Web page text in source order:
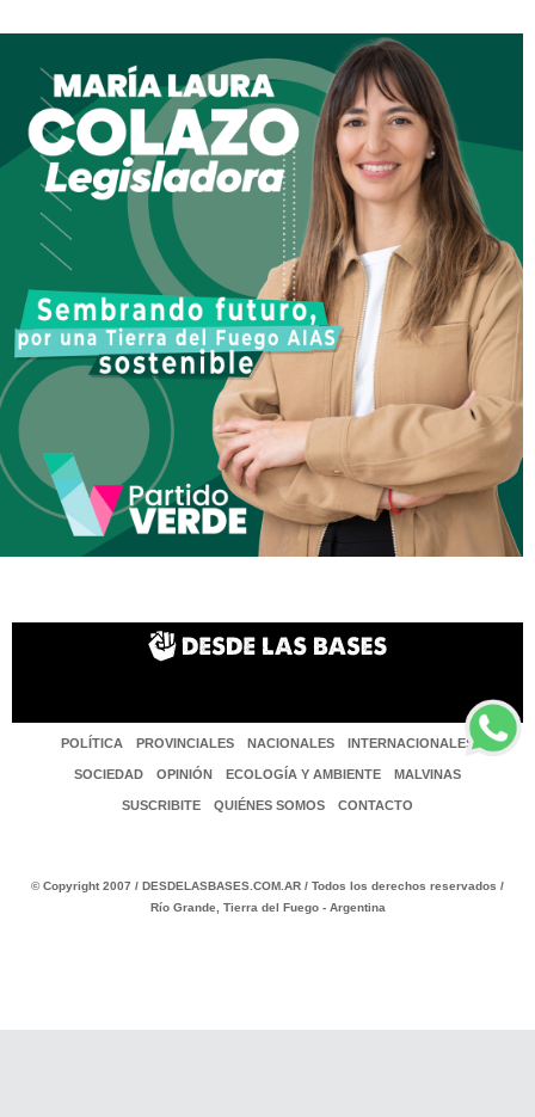
POLÍTICA PROVINCIALES NACIONALES INTERNACIONALES
SOCIEDAD OPINIÓN ECOLOGÍA Y AMBIENTE MALVINAS
SUSCRIBITE QUIÉNES SOMOS CONTACTO
© Copyright 2007 / DESDELASBASES.COM.AR / Todos los derechos reservados /
Río Grande, Tierra del Fuego - Argentina